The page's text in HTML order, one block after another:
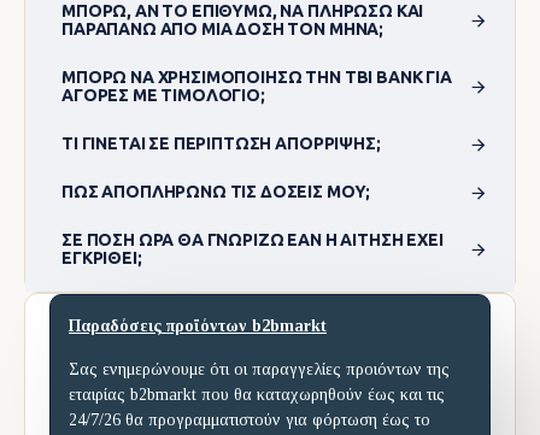
ΜΠΟΡΏ, ΑΝ ΤΟ ΕΠΙΘΥΜΏ, ΝΑ ΠΛΗΡΏΣΩ ΚΑΙ
ΠΑΡΑΠΆΝΩ ΑΠΌ ΜΊΑ ΔΌΣΗ ΤΟΝ ΜΉΝΑ;
ΜΠΟΡΏ ΝΑ ΧΡΗΣΙΜΟΠΟΊΗΣΩ ΤΗΝ TBI BANK ΓΙΑ
ΑΓΟΡΈΣ ΜΕ ΤΙΜΟΛΌΓΙΟ;
ΤΙ ΓΊΝΕΤΑΙ ΣΕ ΠΕΡΊΠΤΩΣΗ ΑΠΌΡΡΙΨΗΣ;
ΠΏΣ ΑΠΟΠΛΗΡΏΝΩ ΤΙΣ ΔΌΣΕΙΣ ΜΟΥ;
ΣΕ ΠΌΣΗ ΏΡΑ ΘΑ ΓΝΩΡΊΖΩ ΕΆΝ Η ΑΊΤΗΣΗ ΈΧΕΙ
ΕΓΚΡΙΘΕΊ;
Παραδόσεις προϊόντων b2bmarkt
Σας ενημερώνουμε ότι οι παραγγελίες προιόντων της
εταιρίας b2bmarkt που θα καταχωρηθούν έως και τις
24/7/26 θα προγραμματιστούν για φόρτωση έως το